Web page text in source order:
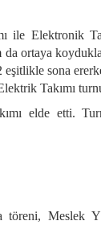
ile Elektronik
ortaya
sona
Takımı
elde etti.
töreni,